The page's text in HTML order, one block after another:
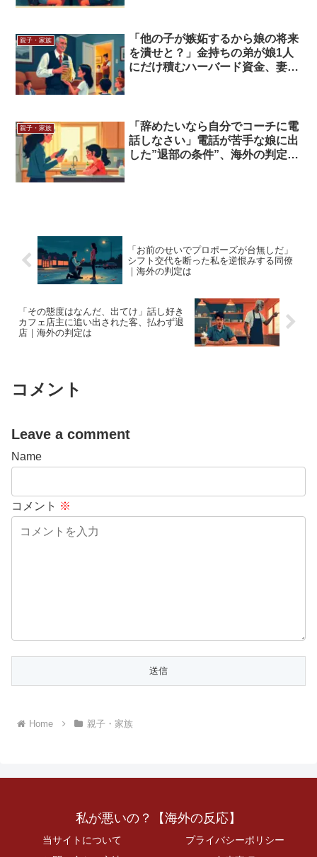
親子・家族
「他の子が嫉妬するから娘の将来
を潰せと？」金持ちの弟が娘1人
にだけ積むハーバード資金、妻は
親子・家族
「辞めたいなら自分でコーチに電
話しなさい」電話が苦手な娘に出
した”退部の条件”、海外の判定
「お前のせいでプロポーズが台無しだ」
シフト交代を断った私を逆恨みする同僚
｜海外の判定は
「その態度はなんだ、出てけ」話し好き
カフェ店主に追い出された客、払わず退
店｜海外の判定は
コメント
Leave a comment
Name
コメント ※
Home 親子・家族
私が悪いの？【海外の反応】
当サイトについて
プライバシーポリシー